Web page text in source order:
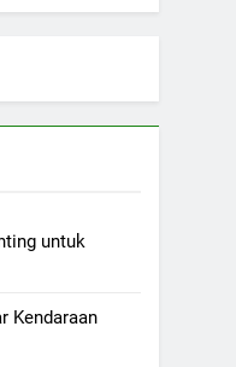
untuk
Kendaraan